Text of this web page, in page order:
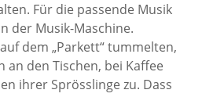
Für die passende Musik
der Musik-Maschine.
dem „Parkett“ tummelten,
an den Tischen, bei Kaffee
ihrer Sprösslinge zu. Dass